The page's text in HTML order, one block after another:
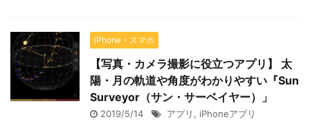
iPhone・スマホ
【写真・カメラ撮影に役立つアプリ】 太
陽・月の軌道や角度がわかりやすい『Sun
Surveyor（サン・サーベイヤー）」
2019/5/14 アプリ , iPhoneアプリ